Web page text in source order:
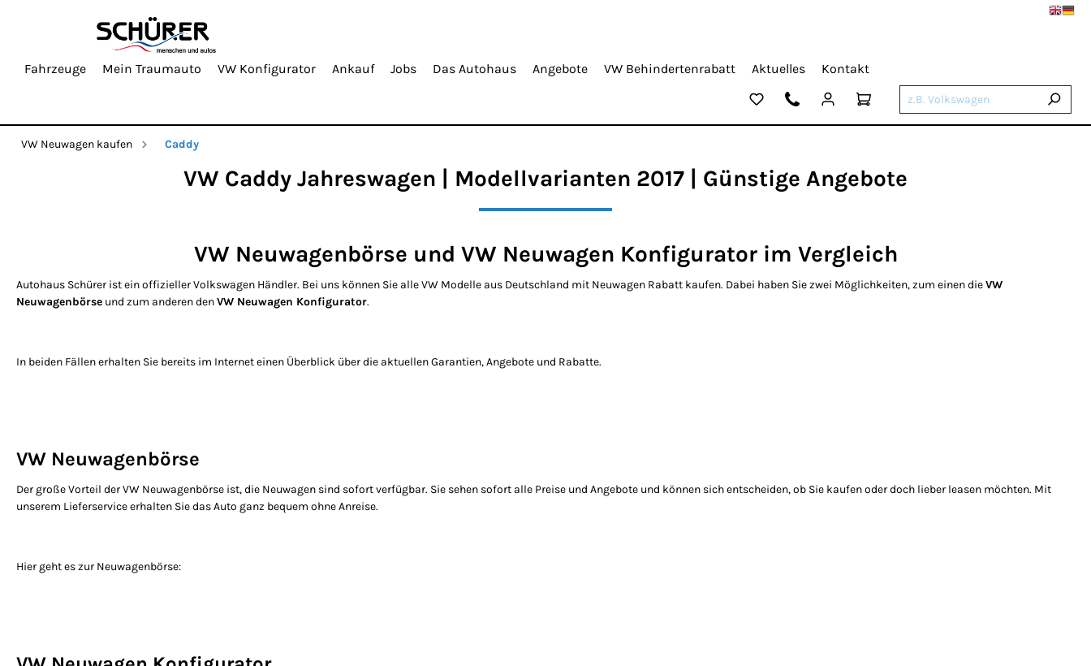
Fahrzeuge Mein Traumauto VW Konfigurator Ankauf Jobs Das Autohaus Angebote VW Behindertenrabatt Aktuelles Kontakt
VW Neuwagen kaufen Caddy
VW Caddy Jahreswagen | Modellvarianten 2017 | Günstige Angebote
VW Neuwagenbörse und VW Neuwagen Konfigurator im Vergleich
Autohaus Schürer ist ein offizieller Volkswagen Händler. Bei uns können Sie alle VW Modelle aus Deutschland mit Neuwagen Rabatt kaufen. Dabei haben Sie zwei Möglichkeiten, zum einen dieVW
Neuwagenbörse und zum anderen denVW Neuwagen Konfigurator.
In beiden Fällen erhalten Sie bereits im Internet einen Überblick über die aktuellen Garantien, Angebote und Rabatte.
VW Neuwagenbörse
Der große Vorteil der VW Neuwagenbörse ist, die Neuwagen sind sofort verfügbar. Sie sehen sofort alle Preise und Angebote und können sich entscheiden, ob Sie kaufen oder doch lieber leasen möchten. Mit
unserem Lieferservice erhalten Sie das Auto ganz bequem ohne Anreise.
Hier geht es zur Neuwagenbörse: